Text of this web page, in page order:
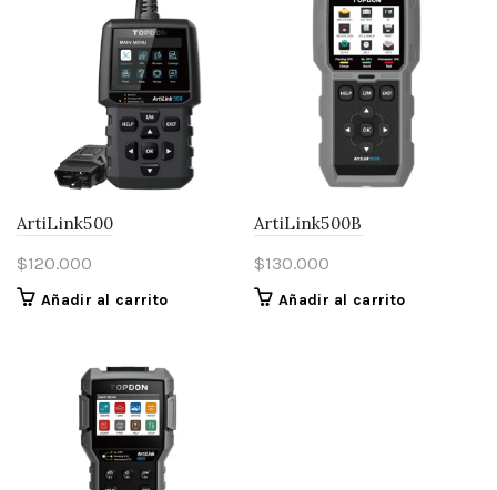
ArtiLink500
$120.000
Añadir al carrito
ArtiLink500B
$130.000
Añadir al carrito